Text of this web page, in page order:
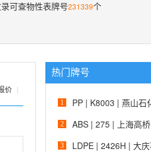
可查物性表牌号231339个
价
热门牌号
1 PP | K8003 | 燕山石
2 ABS | 275 | 上海高桥
3 LDPE | 2426H | 大